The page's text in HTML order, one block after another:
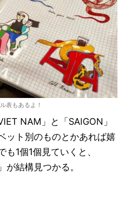
表もあるよ！
NAM」と「SAIGON」
ット別のものとかあれば嬉
1個1個見ていくと、
が結構見つかる。